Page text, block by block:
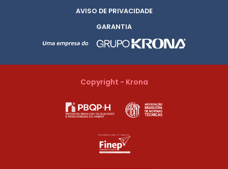
AVISO DE PRIVACIDADE
GARANTIA
Copyright - Krona